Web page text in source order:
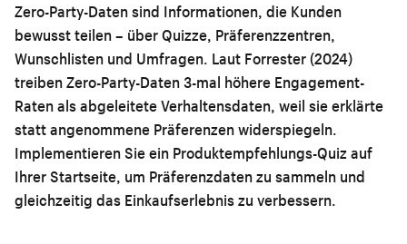
Zero-Party-Daten sind Informationen, die Kunden
bewusst teilen – über Quizze, Präferenzzentren,
Wunschlisten und Umfragen. Laut Forrester (2024)
treiben Zero-Party-Daten 3-mal höhere Engagement-
Raten als abgeleitete Verhaltensdaten, weil sie erklärte
statt angenommene Präferenzen widerspiegeln.
Implementieren Sie ein Produktempfehlungs-Quiz auf
Ihrer Startseite, um Präferenzdaten zu sammeln und
gleichzeitig das Einkaufserlebnis zu verbessern.